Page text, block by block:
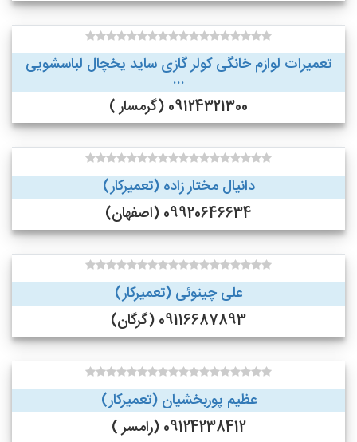
تعمیرات لوازم خانگی کولر گازی ساید یخچال لباسشویی
...
09124321300 (گرمسار )
دانیال مختار زاده (تعمیرکار)
09920646634 (اصفهان)
علی چینوئی (تعمیرکار)
09116687893 (گرگان)
عظیم پوربخشیان (تعمیرکار)
09124238412 (رامسر )